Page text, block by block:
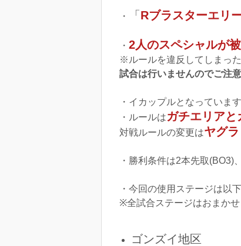
・ 「 Rブラスターエリ
・ 2人のスペシャルが
※ルールを違反してしまった
試合は行いませんのでご注意
・イカップルとなっていま
・ルールはガチエリア
対戦ルールの変更はヤグ
・勝利条件は2本先取(BO3)、
・今回の使用ステージは以
※全試合ステージはおまか
ゴンズイ地区